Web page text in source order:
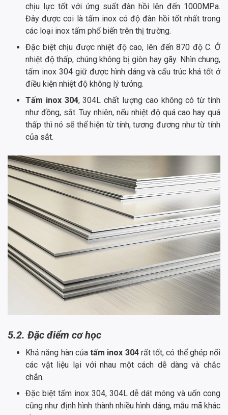
chịu lực tốt với ứng suất đàn hồi lên đến 1000MPa.
Đây được coi là tấm inox có độ đàn hồi tốt nhất trong
các loại inox tấm phổ biến trên thị trường.
Đặc biệt chịu được nhiệt độ cao, lên đến 870 độ C. Ở
nhiệt độ thấp, chúng không bị giòn hay gãy. Nhìn chung,
tấm inox 304 giữ được hình dáng và cấu trúc khá tốt ở
điều kiện nhiệt độ không lý tưởng.
Tấm inox 304, 304L chất lượng cao không có từ tính
như đồng, sắt. Tuy nhiên, nếu nhiệt độ quá cao hay quá
thấp thì nó sẽ thể hiện từ tính, tương đương như từ tính
của sắt.
5.2. Đặc điểm cơ học
Khả năng hàn của tấm inox 304rất tốt, có thể ghép nối
các vật liệu lại với nhau một cách dễ dàng và chắc
chắn.
Đặc biệt tấm inox 304, 304L dễ dát móng và uốn cong
cũng như định hình thành nhiều hình dáng, mẫu mã khác